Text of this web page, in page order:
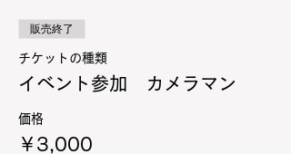
販売終了
チケットの種類
イベント参加 カメラマン
価格
￥3,000